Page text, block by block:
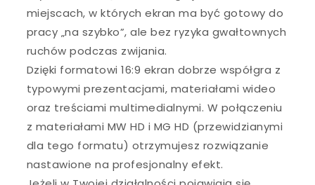
miejscach, w których ekran ma być gotowy do
pracy „na szybko”, ale bez ryzyka gwałtownych
ruchów podczas zwijania.
Dzięki formatowi 16:9 ekran dobrze współgra z
typowymi prezentacjami, materiałami wideo
oraz treściami multimedialnymi. W połączeniu
z materiałami MW HD i MG HD (przewidzianymi
dla tego formatu) otrzymujesz rozwiązanie
nastawione na profesjonalny efekt.